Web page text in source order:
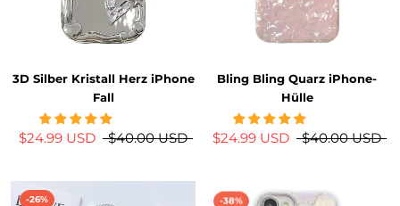
3D Silber Kristall Herz iPhone
Fall
$24.99 USD $40.00 USD
Bling Bling Quarz iPhone-
Hülle
$24.99 USD $40.00 USD
-26% -38%